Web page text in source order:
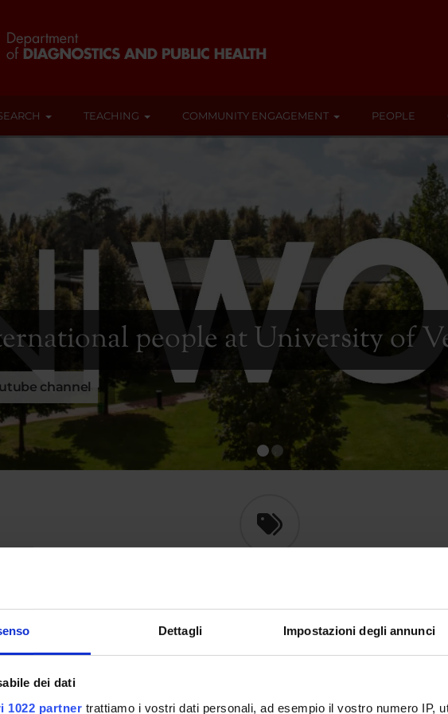
Dettagli Impostazioni degli annunci
dei dati
1022 partner trattiamo i vostri dati personali, ad esempio il vostro numero IP,
TEACHING COMMUNITY ENGAGEMENT PEOPLE
people at University of
channel
1 2